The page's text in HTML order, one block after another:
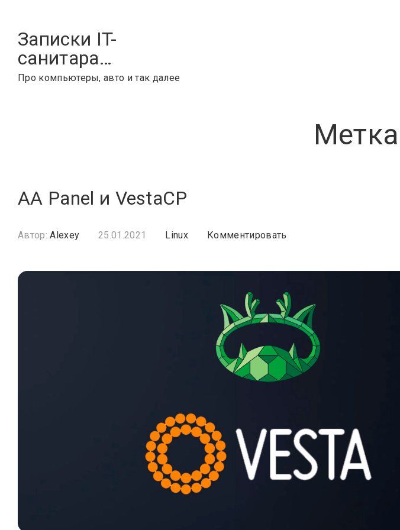
contentЗаписки IT-
санитара…
Про компьютеры, авто и так далее
AA Panel и VestaCP
Автор:Alexey 25.01.2021 Linux Комментировать